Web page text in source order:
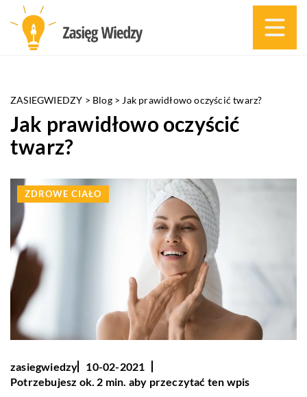
ZASIEGWIEDZY > Blog> Jak prawidłowo oczyścić twarz?
Jak prawidłowo oczyścić
twarz?
ZDROWE CIAŁO
zasiegwiedzy
10-02-2021
Potrzebujesz ok. 2 min. aby przeczytać ten wpis